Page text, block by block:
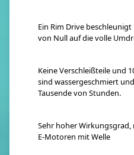
Ein Rim Drive
von Null auf die volle
Keine Verschleißteile und
sind wassergeschmiert
Tausende von Stunden.
Sehr hoher
E-Motoren mit Welle